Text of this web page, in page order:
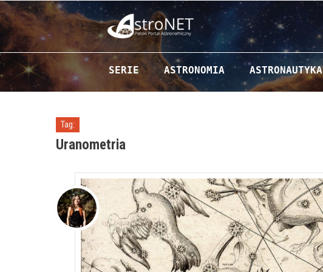
Przejdź do zawartości
SERIE ASTRONOMIA ASTRONAUTYKA
Tag:
Uranometria